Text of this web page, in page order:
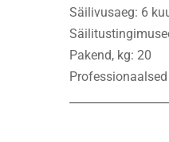
Säilivusaeg: 6
Pakend, kg: 20